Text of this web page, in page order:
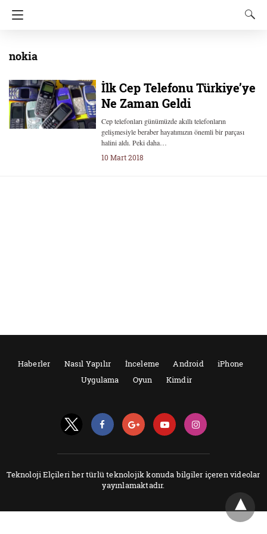
nokia
İlk Cep Telefonu Türkiye’ye
Ne Zaman Geldi
Cep telefonları günümüzde akıllı telefonların
gelişmesiyle beraber hayatımızın önemli bir parçası
halini aldı. Peki daha…
10 Mart 2018
Haberler Nasıl Yapılır İnceleme Android
iPhone
Uygulama
Oyun Kimdir
Teknoloji Elçileri her türlü teknolojik konuda bilgiler içeren videolar
yayınlamaktadır.